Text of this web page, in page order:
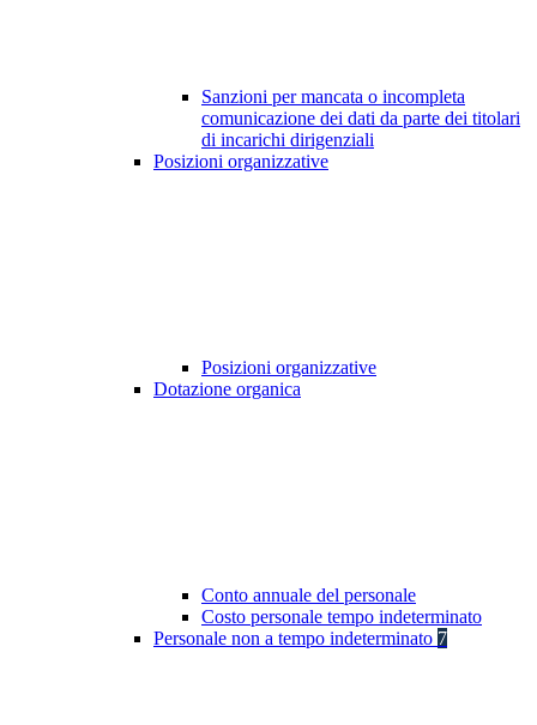
Sanzioni per mancata o incompleta
comunicazione dei dati da parte dei titolari
di incarichi dirigenziali
Posizioni organizzative
Posizioni organizzative
Dotazione organica
Conto annuale del personale
Costo personale tempo indeterminato
Personale non a tempo indeterminato 7